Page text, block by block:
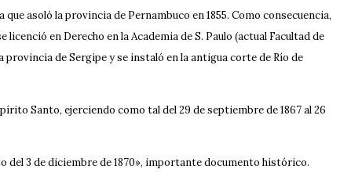
asoló la provincia de Pernambuco en 1855. Como consecuencia,
en Derecho en la Academia de S. Paulo (actual Facultad de
de Sergipe y se instaló en la antigua corte de Río de
Santo, ejerciendo como tal del 29 de septiembre de 1867 al 26
del 3 de diciembre de 1870», importante documento histórico.